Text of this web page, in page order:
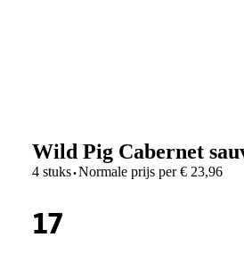
Wild Pig Cabernet
4 stuks·Normale prijs per € 23,96
17